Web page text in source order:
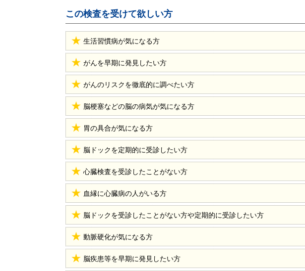
この検査を受けて欲しい方
生活習慣病が気になる方
がんを早期に発見したい方
がんのリスクを徹底的に調べたい方
脳梗塞などの脳の病気が気になる方
胃の具合が気になる方
脳ドックを定期的に受診したい方
心臓検査を受診したことがない方
血縁に心臓病の人がいる方
脳ドックを受診したことがない方や定期的に受診したい方
動脈硬化が気になる方
脳疾患等を早期に発見したい方